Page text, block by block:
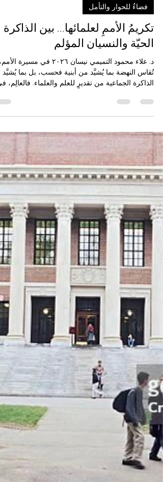
و"الدجيل" غرباً، وتماسّ حدود "الخالص" جنوباً؛ لتشكل
واسطة العقد في سهلٍ رسوبيٍّ صاغه دجلة بعناية،
وأحياه "نهر الإسحاقي" الذي أعاد هندسة الحياة في
الأرض، محولاً تربتها إلى أيقونة للخصب والارتقاء.
الاسم: فلسفة الاخض
3 دقيقة قراءة
فضاءٌ للحوار والتأمل
تكريمُ الأممِ لعلمائها… بين الذاكرة
الحيّة والنسيان المؤلم
د. علاء محمود التميمي نيسان ٢٠٢٦ في مسيرة
جوهره، ليس منتج معرفةٍ فحسب، بل صانعُ معنى،
علمائها فقط، بل في قدرتها على صون إرثهم
في الوعي العام. في أوروبا وأمريكا، لا يُترك العالِم
النسيان. هناك منظومة متكاملة تجعل من العلم جزءًا
من الهوية الوطنية. في فرنسا، لا يُختصر تكريم
في نصبٍ تذكاري